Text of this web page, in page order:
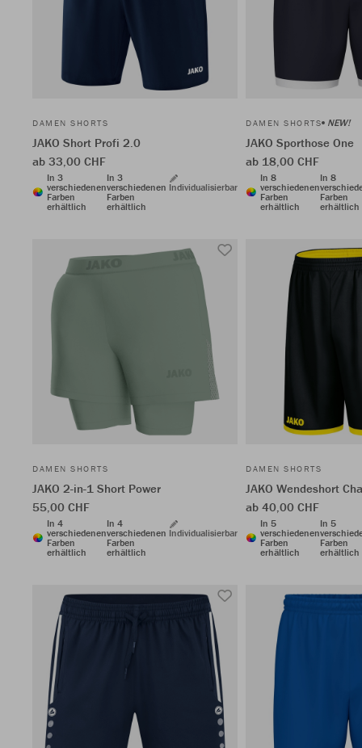
DAMEN SHORTS
JAKO Short Profi 2.0
ab 33,00 CHF
In 3
verschiedenen
Farben
erhältlich
In 3
verschiedenen
Farben
erhältlich
Individualisierbar
DAMEN SHORTS NEW!
JAKO Sporthose One
ab 18,00 CHF
In 8
verschiedenen
Farben
erhältlich
In 8
Farben
erhältlich
DAMEN SHORTS
JAKO 2-in-1 Short Power
55,00 CHF
In 4
verschiedenen
Farben
erhältlich
In 4
verschiedenen
Farben
erhältlich
Individualisierbar
DAMEN SHORTS
JAKO Wendeshort
ab 40,00 CHF
In 5
verschiedenen
Farben
erhältlich
In 5
Farben
erhältlich